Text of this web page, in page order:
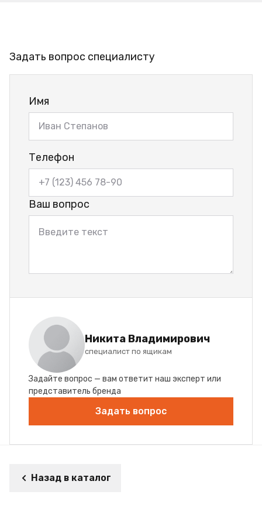
Задать вопрос специалисту
Имя
Телефон
Ваш вопрос
Никита Владимирович
специалист по ящикам
Задайте вопрос — вам ответит наш эксперт или
представитель бренда
Задать вопрос
Назад в каталог